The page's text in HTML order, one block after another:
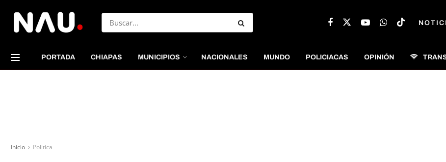
PORTADA CHIAPAS MUNICIPIOS NACIONALES MUNDO POLICIACAS OPINIÓN
Inicio Politica